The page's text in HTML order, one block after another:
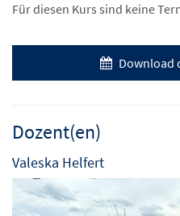
Für diesen Kurs sind keine
Download
Dozent(en)
Valeska Helfert